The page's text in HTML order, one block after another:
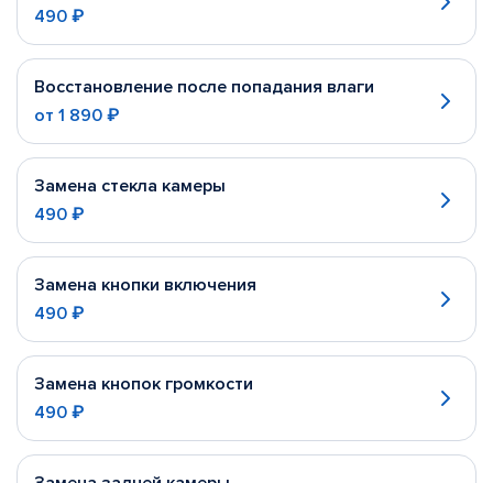
490 ₽
Восстановление после попадания влаги
от 1 890 ₽
Замена стекла камеры
490 ₽
Замена кнопки включения
490 ₽
Замена кнопок громкости
490 ₽